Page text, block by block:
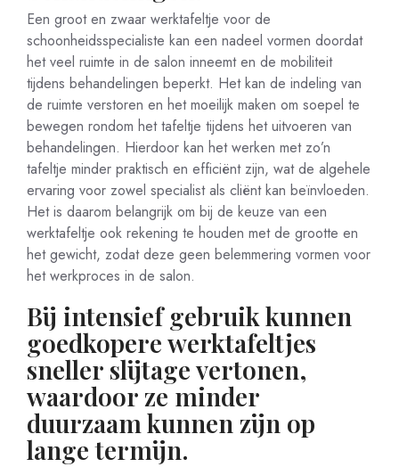
Een groot en zwaar werktafeltje voor de
schoonheidsspecialiste kan een nadeel vormen doordat
het veel ruimte in de salon inneemt en de mobiliteit
tijdens behandelingen beperkt. Het kan de indeling van
de ruimte verstoren en het moeilijk maken om soepel te
bewegen rondom het tafeltje tijdens het uitvoeren van
behandelingen. Hierdoor kan het werken met zo’n
tafeltje minder praktisch en efficiënt zijn, wat de algehele
ervaring voor zowel specialist als cliënt kan beïnvloeden.
Het is daarom belangrijk om bij de keuze van een
werktafeltje ook rekening te houden met de grootte en
het gewicht, zodat deze geen belemmering vormen voor
het werkproces in de salon.
Bij intensief gebruik kunnen
goedkopere werktafeltjes
sneller slijtage vertonen,
waardoor ze minder
duurzaam kunnen zijn op
lange termijn.